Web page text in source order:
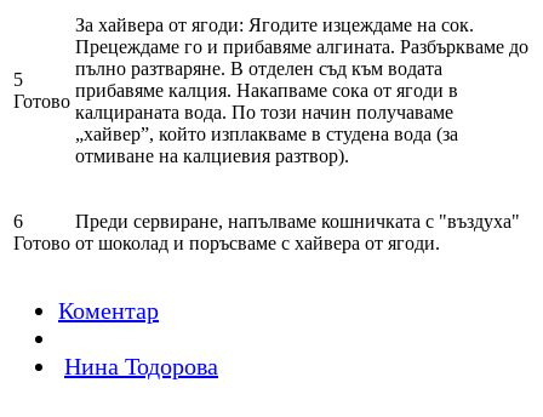
5
Готово
За хайвера от ягоди: Ягодите изцеждаме на сок.
Прецеждаме го и прибавяме алгината. Разбъркваме до
пълно разтваряне. В отделен съд към водата
прибавяме калция. Накапваме сока от ягоди в
калцираната вода. По този начин получаваме
„хайвер”, който изплакваме в студена вода (за
отмиване на калциевия разтвор).
6
Готово
Преди сервиране, напълваме кошничката с "въздуха"
от шоколад и поръсваме с хайвера от ягоди.
Коментар
Нина Тодорова